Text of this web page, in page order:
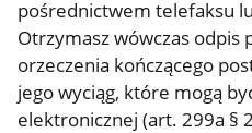
pośrednictwem telefaksu
Otrzymasz wówczas odpis
orzeczenia kończącego
jego wyciąg, które mogą
elektronicznej (art. 299a §